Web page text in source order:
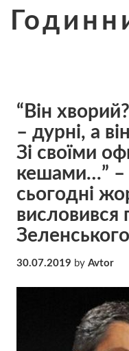
“Він
– дурні, а
Зі своїми
кешами…”
cьогодні
висловився
Зеленського
30.07.2019 by Avtor